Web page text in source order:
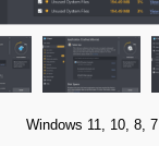
Windows 11, 10, 8, 7